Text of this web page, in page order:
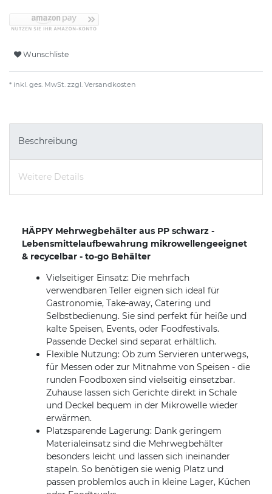
Wunschliste
* inkl. ges. MwSt. zzgl. Versandkosten
Beschreibung
Weitere Details
HÄPPY Mehrwegbehälter aus PP schwarz -
Lebensmittelaufbewahrung mikrowellengeeignet
& recycelbar - to-go Behälter
Vielseitiger Einsatz: Die mehrfach
verwendbaren Teller eignen sich ideal für
Gastronomie, Take-away, Catering und
Selbstbedienung. Sie sind perfekt für heiße und
kalte Speisen, Events, oder Foodfestivals.
Passende Deckel sind separat erhältlich.
Flexible Nutzung: Ob zum Servieren unterwegs,
für Messen oder zur Mitnahme von Speisen - die
runden Foodboxen sind vielseitig einsetzbar.
Zuhause lassen sich Gerichte direkt in Schale
und Deckel bequem in der Mikrowelle wieder
erwärmen.
Platzsparende Lagerung: Dank geringem
Materialeinsatz sind die Mehrwegbehälter
besonders leicht und lassen sich ineinander
stapeln. So benötigen sie wenig Platz und
passen problemlos auch in kleine Lager, Küchen